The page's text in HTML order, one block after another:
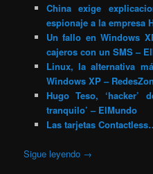
China exige
espionaje a la empresa
Un fallo en Windows
cajeros con un SMS –
Linux, la alternativa
Windows XP –
Hugo Teso,
tranquilo’ – ElMundo
Las tarjetas
Sigue leyendo →